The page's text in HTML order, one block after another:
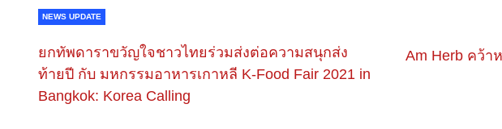
NEWS UPDATE
ยกทัพดาราขวัญใจชาวไทยร่วมส่งต่อความสนุกส่ง
ท้ายปี กับ มหกรรมอาหารเกาหลี K-Food Fair 2021 in
Bangkok: Korea Calling
Am Herb คว้า